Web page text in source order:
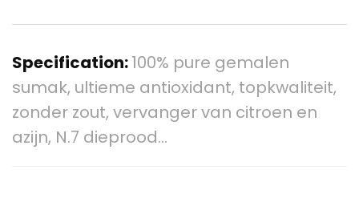
Specification:100% pure gemalen
sumak, ultieme antioxidant, topkwaliteit,
zonder zout, vervanger van citroen en
azijn, N.7 dieprood…